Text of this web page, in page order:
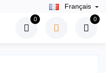
Français
0 0